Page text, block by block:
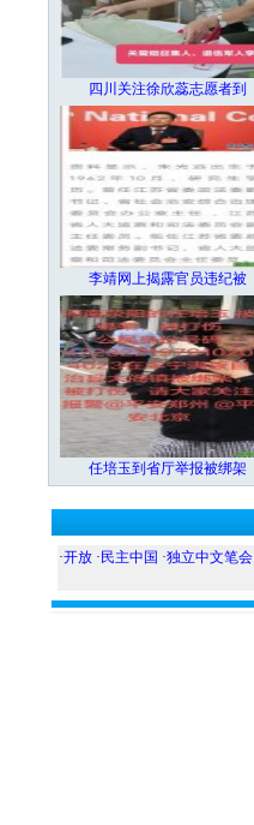
四川关注徐欣蕊志愿者到
李靖网上揭露官员违纪被
任培玉到省厅举报被绑架
·开放 · 民主中国 ·独立中文笔会